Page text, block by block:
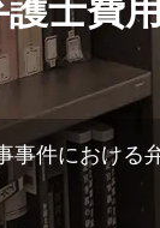
護士費
事件における